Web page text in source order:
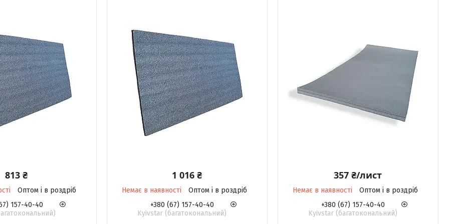
813 ₴
Оптом і в роздріб
157-40-40
1 016 ₴
Немає в наявності
Оптом і в роздріб
+380 (67) 157-40-40
Kyivstar (багатокональний)
357 ₴/лист
Немає в наявності
Оптом і в роздріб
+380 (67) 157-40-40
Kyivstar (багатокональний)